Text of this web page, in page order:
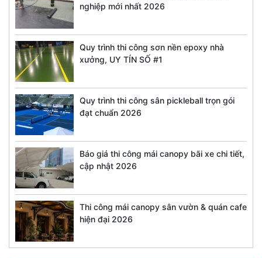
nghiệp mới nhất 2026
Quy trình thi công sơn nền epoxy nhà
xưởng, UY TÍN SỐ #1
Quy trình thi công sân pickleball trọn gói
đạt chuẩn 2026
Báo giá thi công mái canopy bãi xe chi tiết,
cập nhật 2026
Thi công mái canopy sân vườn & quán cafe
hiện đại 2026